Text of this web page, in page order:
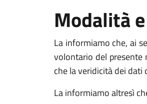
Modalità
La informiamo che, ai
volontario del
che la veridicità dei dati
La informiamo altresì